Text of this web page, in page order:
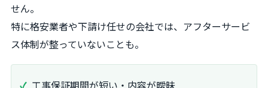
せん。
特に格安業者や下請け任せの会社では、アフターサービ
ス体制が整っていないことも。
工事保証期間が短い・内容が曖昧